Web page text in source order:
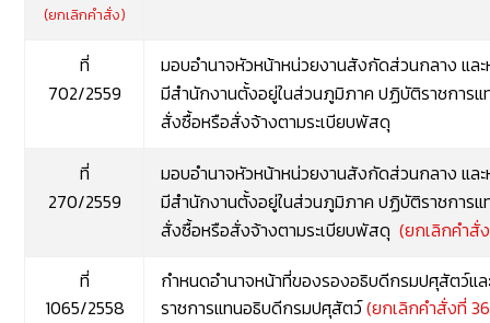
(ยกเลิกคำสั่ง)
ที่
702/2559
มอบอำนาจหัวหน้าหน่วยงานสังกัดส่วนกลาง แ
มีสำนักงานตั้งอยู่ในส่วนภูมิภาค ปฏิบัติราชการ
สั่งซื้อหรือสั่งจ้างตามระเบียบพัสดุ
ที่
270/2559
มอบอำนาจหัวหน้าหน่วยงานสังกัดส่วนกลาง แ
มีสำนักงานตั้งอยู่ในส่วนภูมิภาค ปฏิบัติราชการ
สั่งซื้อหรือสั่งจ้างตามระเบียบพัสดุ(ยกเลิกคำสั่
ที่
1065/2558
กำหนดอำนาจหน้าที่ของรองอธิบดีกรมปศุสัตว์แ
ราชการแทนอธิบดีกรมปศุสัตว์(ยกเลิกคำสั่งที่